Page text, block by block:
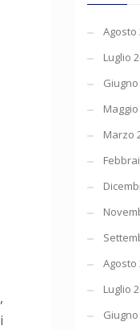
Agosto
Luglio
Giugno
Marzo
Agosto
Luglio
Giugno